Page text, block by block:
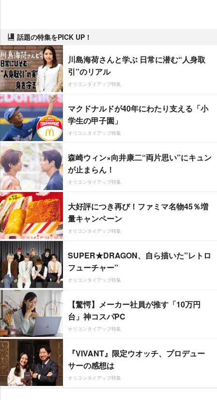
話題の特集をPICK UP！
川島海荷さんと学ぶ 日常に潜む“人身取
引”のリアル
オリコンタイアップ特集
マクドナルドが40年にわたり支える「小
学生の甲子園」
オリコンタイアップ特集
森崎ウィン×向井康二“両片思い”にキュン
が止まらん！
オリコンタイアップ特集
大好評につき再び！ファミマ名物45％増
量キャンペーン
オリコンタイアップ特集
SUPER★DRAGON、自ら描いた”レトロ
フューチャー”
オリコンタイアップ特集
【驚愕】メーカー社員が推す「10万円
台」神コスパPC
オリコンタイアップ特集
『VIVANT』限定ウオッチ、プロデュー
サーの感想は
オリコンタイアップ特集